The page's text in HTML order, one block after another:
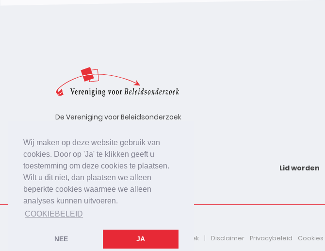
Wij maken op deze website gebruik van
cookies. Door op 'Ja' te klikken geeft u
toestemming om deze cookies te plaatsen.
Wilt u dit niet, dan plaatsen we alleen
beperkte cookies waarmee we alleen
analyses kunnen uitvoeren.
COOKIEBELEID
NEE JA
De Vereniging voor Beleidsonderzoek
bevorderen van beleidsonderzoek,
uitgevoerd in opdracht van
beleidsinstanties, uitvoerende
organisaties en bedrijfsleven.
Lid worden
2026 © De Vereniging voor Beleidsonderzoek Disclaimer Privacybeleid Cookies